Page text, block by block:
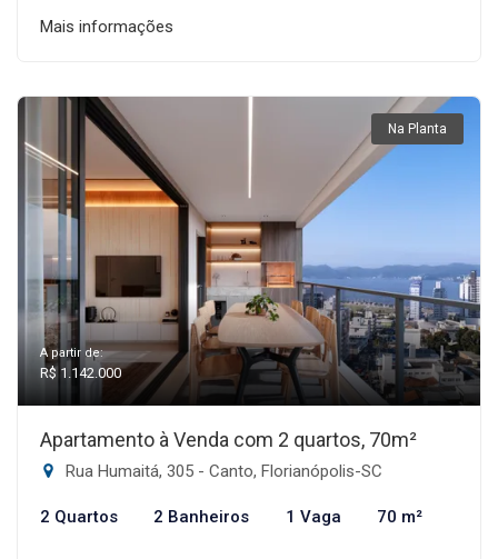
Mais informações
Na Planta
A partir de:
R$ 1.142.000
Apartamento à Venda com 2 quartos, 70m²
Rua Humaitá, 305 - Canto, Florianópolis-SC
2 Quartos 2 Banheiros 1 Vaga 70 m²